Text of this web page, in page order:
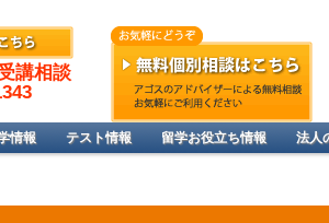
講相談
情報 テスト情報 留学お役立ち情報 法人